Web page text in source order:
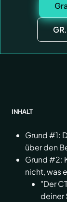
INHALT
Grund #1:
über den
Grund #2:
nicht, was
"Der
deiner